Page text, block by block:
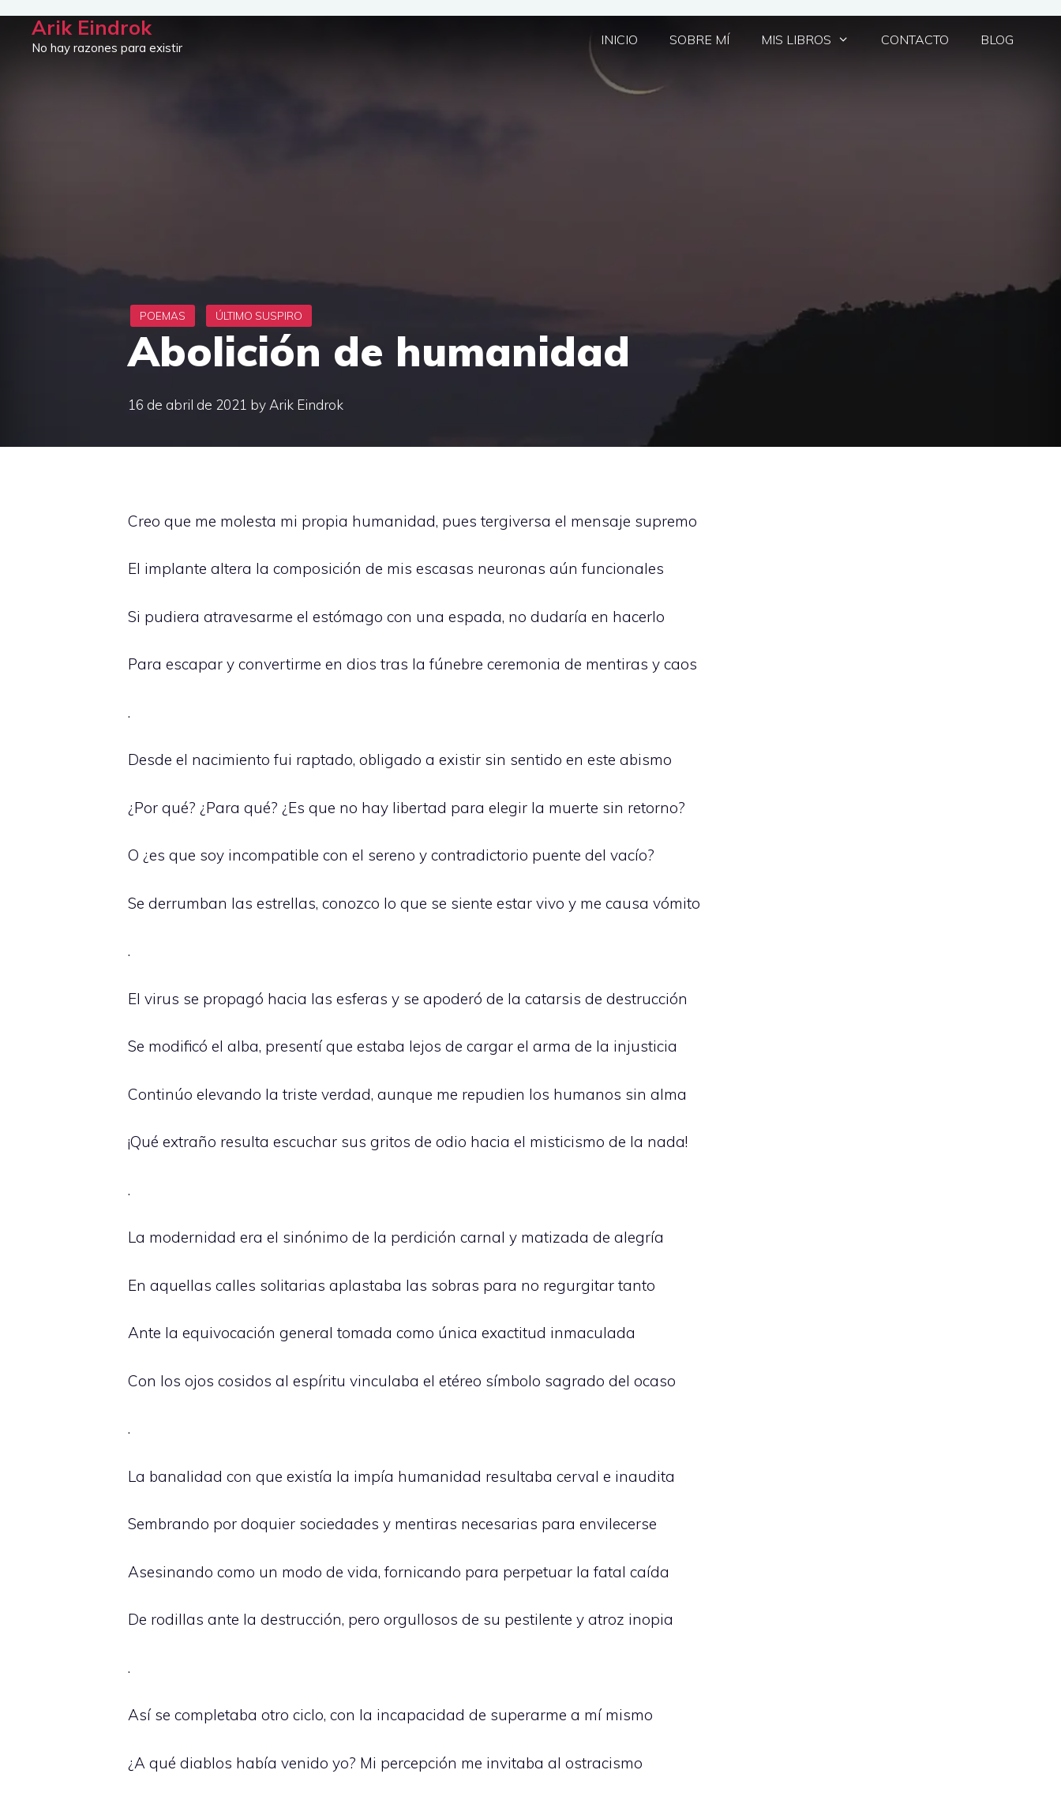
Saltar
Arik Eindrok
No hay razones para existir
INICIO SOBRE MÍ MIS LIBROS CONTACTO BLOG
Abolición de humanidad
16 de abril de 2021 by Arik Eindrok
Creo que me molesta mi propia humanidad, pues tergiversa el mensaje supremo
El implante altera la composición de mis escasas neuronas aún funcionales
Si pudiera atravesarme el estómago con una espada, no dudaría en hacerlo
Para escapar y convertirme en dios tras la fúnebre ceremonia de mentiras y caos
.
Desde el nacimiento fui raptado, obligado a existir sin sentido en este abismo
¿Por qué? ¿Para qué? ¿Es que no hay libertad para elegir la muerte sin retorno?
O ¿es que soy incompatible con el sereno y contradictorio puente del vacío?
Se derrumban las estrellas, conozco lo que se siente estar vivo y me causa vómito
.
El virus se propagó hacia las esferas y se apoderó de la catarsis de destrucción
Se modificó el alba, presentí que estaba lejos de cargar el arma de la injusticia
Continúo elevando la triste verdad, aunque me repudien los humanos sin alma
¡Qué extraño resulta escuchar sus gritos de odio hacia el misticismo de la nada!
.
La modernidad era el sinónimo de la perdición carnal y matizada de alegría
En aquellas calles solitarias aplastaba las sobras para no regurgitar tanto
Ante la equivocación general tomada como única exactitud inmaculada
Con los ojos cosidos al espíritu vinculaba el etéreo símbolo sagrado del ocaso
.
La banalidad con que existía la impía humanidad resultaba cerval e inaudita
Sembrando por doquier sociedades y mentiras necesarias para envilecerse
Asesinando como un modo de vida, fornicando para perpetuar la fatal caída
De rodillas ante la destrucción, pero orgullosos de su pestilente y atroz inopia
.
Así se completaba otro ciclo, con la incapacidad de superarme a mí mismo
¿A qué diablos había venido yo? Mi percepción me invitaba al ostracismo